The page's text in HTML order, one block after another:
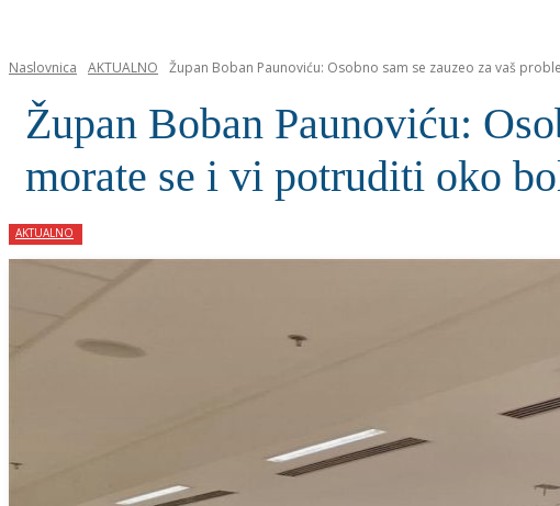
Naslovnica AKTUALNO Župan Boban Paunoviću: Osobno sam se zauzeo za vaš
Župan Boban Paunoviću:
morate se i vi potruditi oko
AKTUALNO